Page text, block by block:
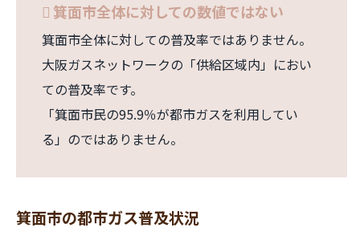
箕面市全体に対しての数値ではない
箕面市全体に対しての普及率ではありません。
大阪ガスネットワークの「供給区域内」におい
ての普及率です。
「箕面市民の95.9％が都市ガスを利用してい
る」のではありません。
箕面市の都市ガス普及状況